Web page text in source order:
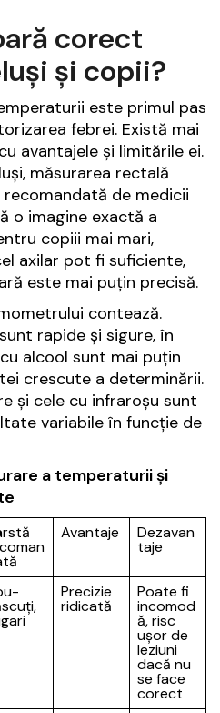
corect
și copii?
este primul pas
febrei. Există mai
avantajele și limitările ei.
măsurarea rectală
de medicii
o imagine exactă a
copiii mai mari,
axilar pot fi suficiente,
este mai puțin precisă.
contează.
rapide și sigure, în
alcool sunt mai puțin
crescute a determinării.
și cele cu infraroșu sunt
variabile în funcție de
a temperaturii și
Avantaje Dezavan
taje
Precizie
ridicată
Poate fi
incomod
ă, risc
ușor de
leziuni
dacă nu
se face
corect